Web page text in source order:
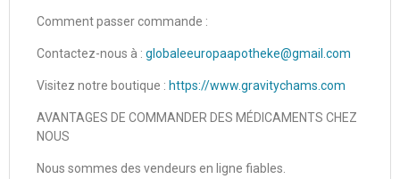
Comment passer commande :
Contactez-nous à : globaleeuropaapotheke@gmail.com
Visitez notre boutique : https://www.gravitychams.com
AVANTAGES DE COMMANDER DES MÉDICAMENTS CHEZ
NOUS
Nous sommes des vendeurs en ligne fiables.